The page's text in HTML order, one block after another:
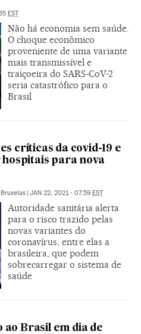
EST
Não há economia sem saúde.
O choque econômico
proveniente de uma variante
mais transmissível e
traiçoeira do SARS-CoV-2
seria catastrófico para o
Brasil
críticas da covid-19 e
para nova
Bruxelas | JAN 22, 2021 - 07:59 EST
Autoridade sanitária alerta
para o risco trazido pelas
novas variantes do
coronavírus, entre elas a
brasileira, que podem
sobrecarregar o sistema de
saúde
ao Brasil em dia de